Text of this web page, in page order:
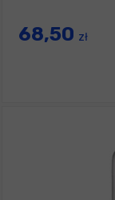
68,50 zł